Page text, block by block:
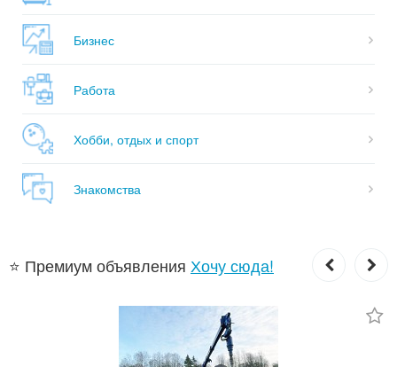
Бизнес
Работа
Хобби, отдых и спорт
Знакомства
⭐ Премиум объявления Хочу сюда!